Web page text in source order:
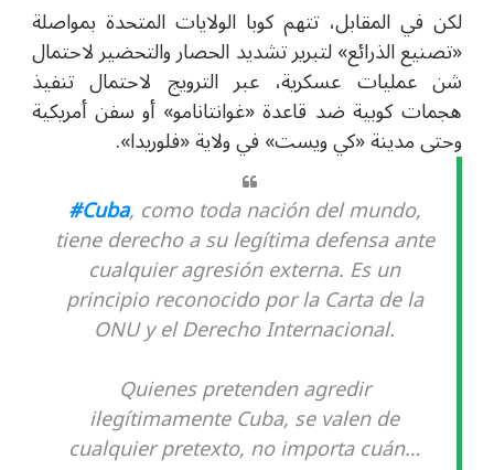
لكن في المقابل، تتهم كوبا الولايات المتحدة بمواصلة
«تصنيع الذرائع» لتبرير تشديد الحصار والتحضير لاحتمال
شن عمليات عسكرية، عبر الترويج لاحتمال تنفيذ
هجمات كوبية ضد قاعدة«غوانتانامو» أو سفن أمريكية
وحتى مدينة«كي ويست»في ولاية«فلوريدا»
.
#Cuba, como toda nación del mundo,
tiene derecho a su legítima defensa ante
cualquier agresión externa. Es un
principio reconocido por la Carta de la
ONU y el Derecho Internacional.
Quienes pretenden agredir
ilegítimamente Cuba, se valen de
cualquier pretexto, no importa cuán…